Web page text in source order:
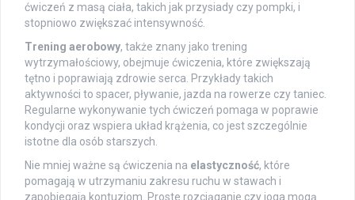
ćwiczeń z masą ciała, takich jak przysiady czy pompki, i
stopniowo zwiększać intensywność.
Trening aerobowy, także znany jako trening
wytrzymałościowy, obejmuje ćwiczenia, które zwiększają
tętno i poprawiają zdrowie serca. Przykłady takich
aktywności to spacer, pływanie, jazda na rowerze czy taniec.
Regularne wykonywanie tych ćwiczeń pomaga w poprawie
kondycji oraz wspiera układ krążenia, co jest szczególnie
istotne dla osób starszych.
Nie mniej ważne są ćwiczenia na elastyczność, które
pomagają w utrzymaniu zakresu ruchu w stawach i
zapobiegają kontuzjom. Proste rozciąganie czy joga mogą